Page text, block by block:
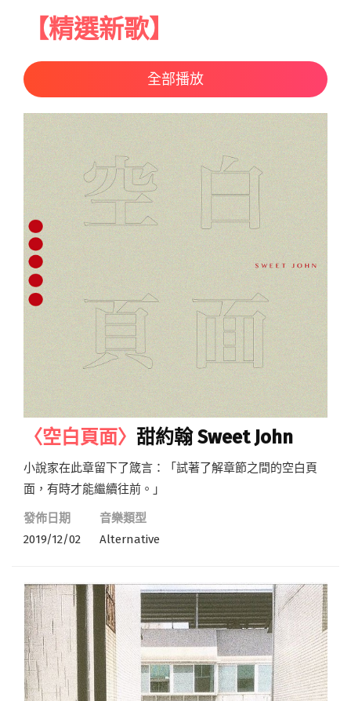
【精選新歌】
全部播放
〈空白頁面〉 甜約翰 Sweet John
小說家在此章留下了箴言：「試著了解章節之間的空白頁
面，有時才能繼續往前。」
發佈日期
2019/12/02
音樂類型
Alternative